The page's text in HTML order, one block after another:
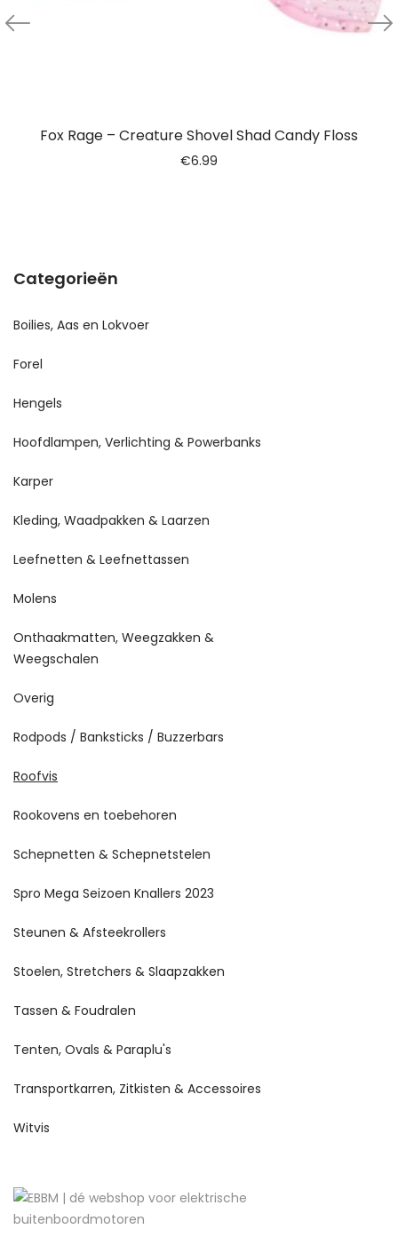
Fox Rage – Creature Shovel Shad Candy Floss
€6.99
Categorieën
Boilies, Aas en Lokvoer
Forel
Hengels
Hoofdlampen, Verlichting & Powerbanks
Karper
Kleding, Waadpakken & Laarzen
Leefnetten & Leefnettassen
Molens
Onthaakmatten, Weegzakken &
Weegschalen
Overig
Rodpods / Banksticks / Buzzerbars
Roofvis
Rookovens en toebehoren
Schepnetten & Schepnetstelen
Spro Mega Seizoen Knallers 2023
Steunen & Afsteekrollers
Stoelen, Stretchers & Slaapzakken
Tassen & Foudralen
Tenten, Ovals & Paraplu's
Transportkarren, Zitkisten & Accessoires
Witvis